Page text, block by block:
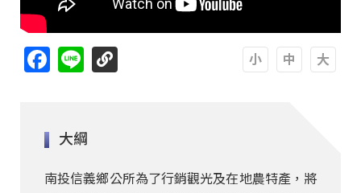
Facebook
Line
大綱
南投信義鄉公所為了行銷觀光及在地農特產，將